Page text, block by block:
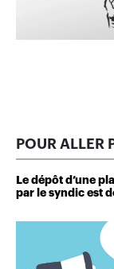
POUR ALLER
Le dépôt d’une
par le syndic est